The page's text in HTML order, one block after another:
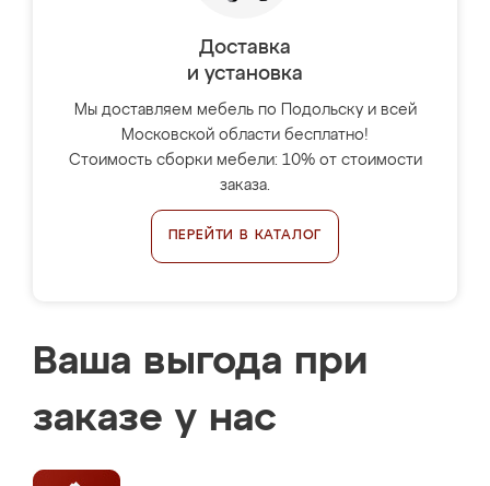
Доставка
и установка
Мы доставляем мебель по Подольску и всей
Московской области бесплатно!
Стоимость сборки мебели: 10% от стоимости
заказа.
ПЕРЕЙТИ В КАТАЛОГ
Ваша выгода при
заказе у нас